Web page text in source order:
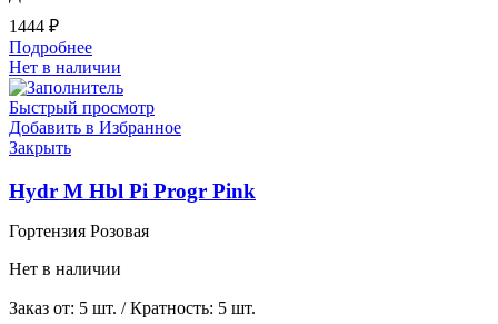
1444 ₽
Подробнее
Нет в наличии
Быстрый просмотр
Добавить в Избранное
Закрыть
Hydr M Hbl Pi Progr Pink
Гортензия Розовая
Нет в наличии
Заказ от: 5 шт. / Кратность: 5 шт.